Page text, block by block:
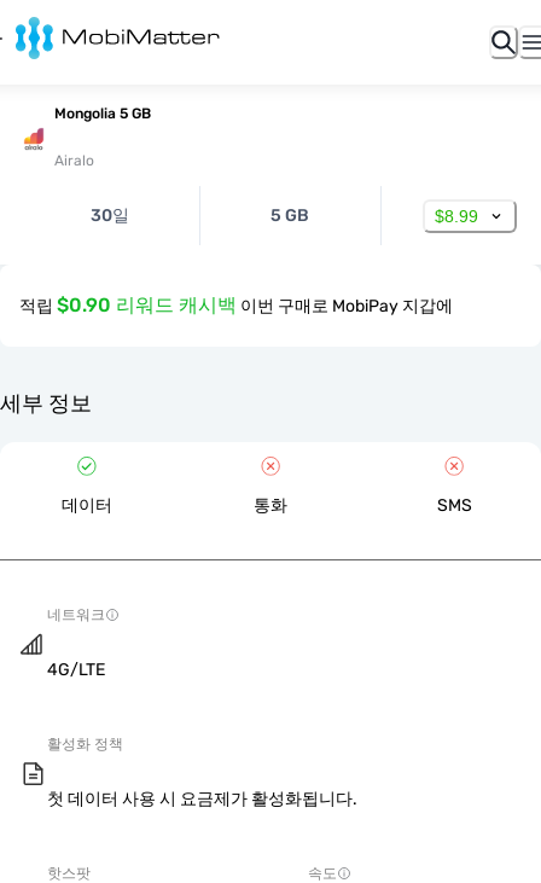
Mongolia 5 GB
Airalo
30일 5 GB $8.99
적립 $0.90 리워드 캐시백 이번 구매로 MobiPay 지갑에
세부 정보
데이터 통화 SMS
네트워크
4G/LTE
활성화 정책
첫 데이터 사용 시 요금제가 활성화됩니다.
핫스팟 속도